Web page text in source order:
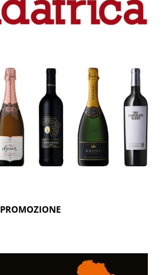
PROMOZIONE